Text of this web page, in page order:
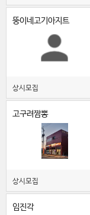
뚱이네고기아지트
상시모집
고구려짬뽕
상시모집
임진각